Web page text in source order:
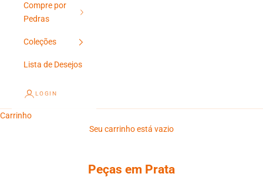
Compre por
Pedras
Coleções
Lista de Desejos
LOGIN
Carrinho
Seu carrinho está vazio
Peças em Prata